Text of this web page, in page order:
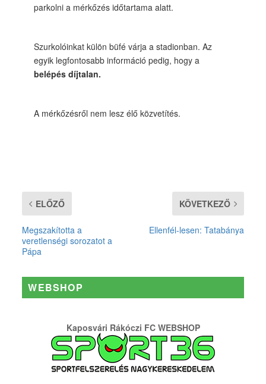
parkolni a mérkőzés időtartama alatt.
Szurkolóinkat külön büfé várja a stadionban. Az
egyik legfontosabb információ pedig, hogy a
belépés díjtalan.
A mérkőzésről nem lesz élő közvetítés.
ELŐZŐ
Megszakította a
veretlenségi sorozatot a
Pápa
KÖVETKEZŐ
Ellenfél-lesen: Tatabánya
WEBSHOP
Kaposvári Rákóczi FC WEBSHOP